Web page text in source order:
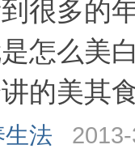
很多的
怎么美
的美其
法